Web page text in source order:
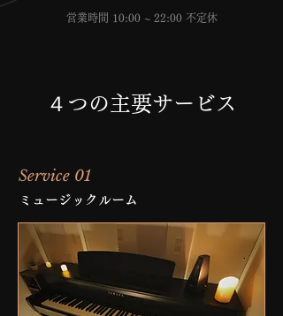
営業時間 10:00 ~ 22:00 不定休
４つの主要サービス
Service 01
ミュージックルーム